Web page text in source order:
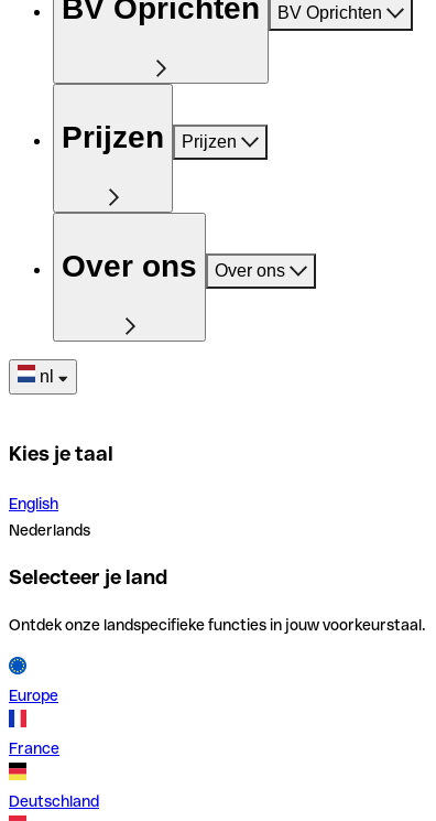
BV Oprichten BV Oprichten
Prijzen Prijzen
Over ons Over ons
nl
Kies je taal
English
Nederlands
Selecteer je land
Ontdek onze landspecifieke functies in jouw voorkeurstaal.
Europe
France
Deutschland